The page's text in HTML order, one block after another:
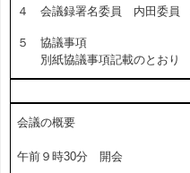
４ 会議録署名委員 内田委
５ 協議事項
別紙協議事項記載のとおり
会議の概要
午前９時30分 開会